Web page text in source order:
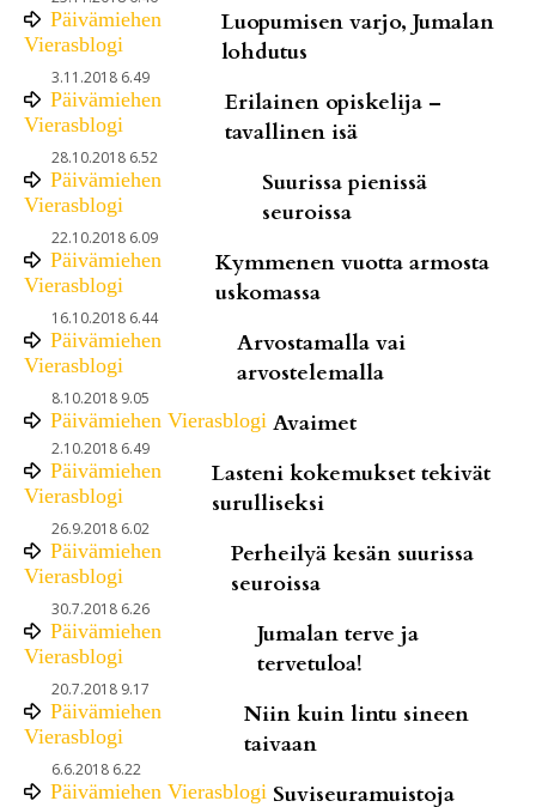
Päivämiehen
Vierasblogi
Luopumisen varjo, Jumalan
lohdutus
3.11.2018 6.49
Päivämiehen
Vierasblogi
Erilainen opiskelija –
tavallinen isä
28.10.2018 6.52
Päivämiehen
Vierasblogi
Suurissa pienissä
seuroissa
22.10.2018 6.09
Päivämiehen
Vierasblogi
Kymmenen vuotta armosta
uskomassa
16.10.2018 6.44
Päivämiehen
Vierasblogi
Arvostamalla vai
arvostelemalla
8.10.2018 9.05
Päivämiehen Vierasblogi Avaimet
2.10.2018 6.49
Päivämiehen
Vierasblogi
Lasteni kokemukset tekivät
surulliseksi
26.9.2018 6.02
Päivämiehen
Vierasblogi
Perheilyä kesän suurissa
seuroissa
30.7.2018 6.26
Päivämiehen
Vierasblogi
Jumalan terve ja
tervetuloa!
20.7.2018 9.17
Päivämiehen
Vierasblogi
Niin kuin lintu sineen
taivaan
6.6.2018 6.22
Päivämiehen Vierasblogi Suviseuramuistoja